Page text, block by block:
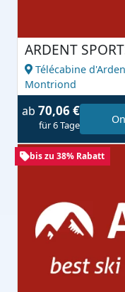
ARDENT
Télécabine
Montriond
ab 70,06 €
für 6 Tage
bis zu 38% Rabatt